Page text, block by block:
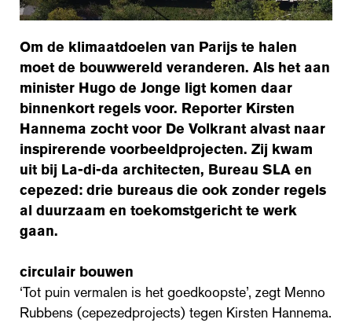
Om de klimaatdoelen van Parijs te halen
moet de bouwwereld veranderen. Als het aan
minister Hugo de Jonge ligt komen daar
binnenkort regels voor. Reporter Kirsten
Hannema zocht voor De Volkrant alvast naar
inspirerende voorbeeldprojecten. Zij kwam
uit bij La-di-da architecten, Bureau SLA en
cepezed: drie bureaus die ook zonder regels
al duurzaam en toekomstgericht te werk
gaan.
circulair bouwen
‘Tot puin vermalen is het goedkoopste’, zegt Menno
Rubbens (cepezedprojects) tegen Kirsten Hannema.